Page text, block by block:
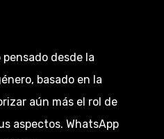
desde la
basado en la
aún más el rol de
aspectos. WhatsApp